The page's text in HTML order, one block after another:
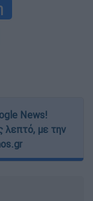
News!
λεπτό, με την